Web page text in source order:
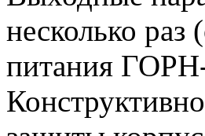
несколько
питания